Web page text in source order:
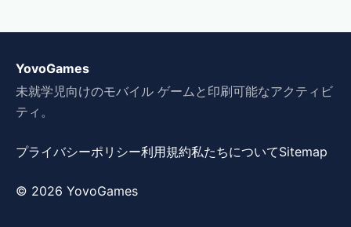
YovoGames
未就学児向けのモバイル ゲームと印刷可能なアクティビ
ティ。
プライバシーポリシー利用規約私たちについてSitemap
© 2026 YovoGames